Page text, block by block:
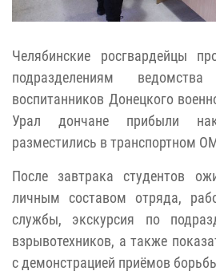
Челябинские росгвардейцы
подразделениям
воспитанников Донецкого
Урал дончане прибыли
разместились в транспортном
После завтрака студентов
личным составом отряда,
службы, экскурсия по
взрывотехников, а также
с демонстрацией приёмов